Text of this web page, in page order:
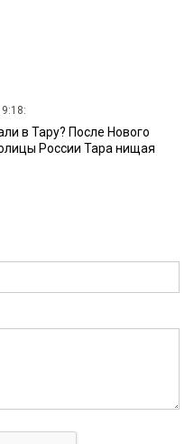
в Тару? После Нового
России Тара нищая